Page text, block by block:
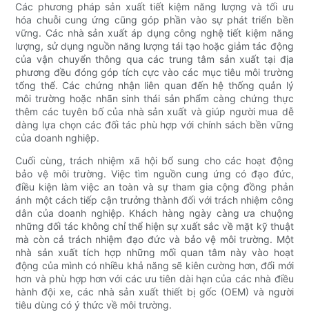
Các phương pháp sản xuất tiết kiệm năng lượng và tối ưu
hóa chuỗi cung ứng cũng góp phần vào sự phát triển bền
vững. Các nhà sản xuất áp dụng công nghệ tiết kiệm năng
lượng, sử dụng nguồn năng lượng tái tạo hoặc giảm tác động
của vận chuyển thông qua các trung tâm sản xuất tại địa
phương đều đóng góp tích cực vào các mục tiêu môi trường
tổng thể. Các chứng nhận liên quan đến hệ thống quản lý
môi trường hoặc nhãn sinh thái sản phẩm càng chứng thực
thêm các tuyên bố của nhà sản xuất và giúp người mua dễ
dàng lựa chọn các đối tác phù hợp với chính sách bền vững
của doanh nghiệp.
Cuối cùng, trách nhiệm xã hội bổ sung cho các hoạt động
bảo vệ môi trường. Việc tìm nguồn cung ứng có đạo đức,
điều kiện làm việc an toàn và sự tham gia cộng đồng phản
ánh một cách tiếp cận trưởng thành đối với trách nhiệm công
dân của doanh nghiệp. Khách hàng ngày càng ưa chuộng
những đối tác không chỉ thể hiện sự xuất sắc về mặt kỹ thuật
mà còn cả trách nhiệm đạo đức và bảo vệ môi trường. Một
nhà sản xuất tích hợp những mối quan tâm này vào hoạt
động của mình có nhiều khả năng sẽ kiên cường hơn, đổi mới
hơn và phù hợp hơn với các ưu tiên dài hạn của các nhà điều
hành đội xe, các nhà sản xuất thiết bị gốc (OEM) và người
tiêu dùng có ý thức về môi trường.